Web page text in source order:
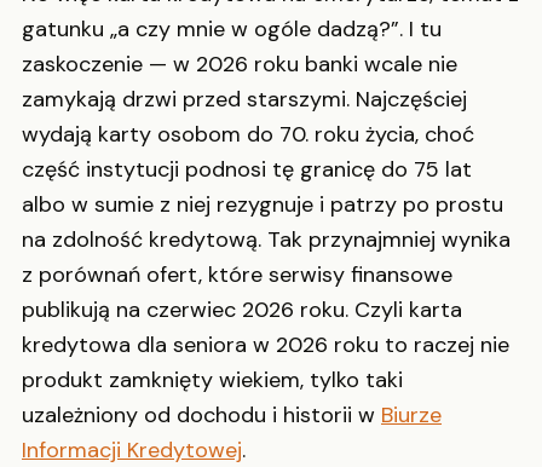
gatunku „a czy mnie w ogóle dadzą?”. I tu
zaskoczenie — w 2026 roku banki wcale nie
zamykają drzwi przed starszymi. Najczęściej
wydają karty osobom do 70. roku życia, choć
część instytucji podnosi tę granicę do 75 lat
albo w sumie z niej rezygnuje i patrzy po prostu
na zdolność kredytową. Tak przynajmniej wynika
z porównań ofert, które serwisy finansowe
publikują na czerwiec 2026 roku. Czyli karta
kredytowa dla seniora w 2026 roku to raczej nie
produkt zamknięty wiekiem, tylko taki
uzależniony od dochodu i historii w Biurze
Informacji Kredytowej.